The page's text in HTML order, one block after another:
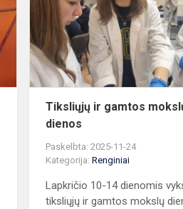
Tiksliųjų ir gamtos
dienos
Paskelbta: 2025-11-24
Kategorija:Renginiai
Lapkričio 10-14 dienomis
tiksliųjų ir gamtos mokslų